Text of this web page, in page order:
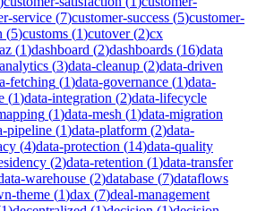
service (7)customer-success (5)customer-
(5)customs (1)cutover(2)cx
(1)dashboard (2)dashboards (16)data
(3)data-cleanup (2)data-driven
fetching (1)data-governance (1)data-
(1)data-integration (2)data-lifecycle
(1)data-mesh (1)data-migration
pipeline (1)data-platform (2)data-
(4)data-protection (14)data-quality
(2)data-retention (1)data-transfer
warehouse (2)database (7)dataflows
theme (1)dax (7)deal-management